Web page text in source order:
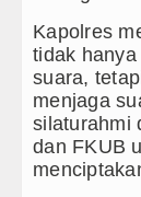
Aktif Saat
Anak
Batang
Kapolres
tidak
suara,
menjaga
silaturahmi
dan FKUB